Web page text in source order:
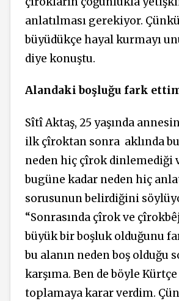
anlatılması gerekiyor.
büyüdükçe hayal kurmayı
diye konuştu.
Alandaki boşluğu fark
Sîtî Aktaş, 25 yaşında
ilk çîroktan sonra aklında
neden hiç çîrok dinlemediği
bugüne kadar neden hiç
sorusunun belirdiğini
“Sonrasında çîrok ve
büyük bir boşluk olduğunu
bu alanın neden boş olduğu
karşıma. Ben de böyle
toplamaya karar verdim.